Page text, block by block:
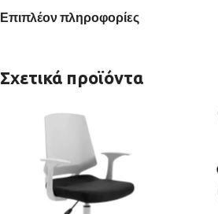
Επιπλέον πληροφορίες
Σχετικά προϊόντα